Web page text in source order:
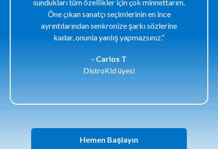
sundukları tüm özellikler için çok minnettarım.
Öne çıkan sanatçı seçimlerinin en ince
ayrıntılarından senkronize şarkı sözlerine
kadar, onunla yanlış yapmazsınız.“
- Carlos T
DistroKid üyesi
Hemen Başlayın